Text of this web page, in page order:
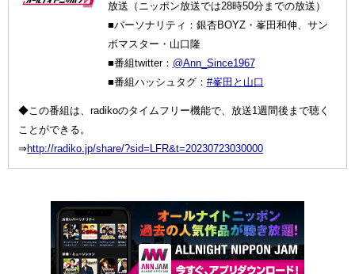
放送（ニッポン放送では28時50分までの放送）
■パーソナリティ：銀杏BOYZ・峯田和伸、サン
ボマスター・山口隆
■番組twitter： @Ann_Since1967
■番組ハッシュタグ： #峯田と山口
◆この番組は、radikoのタイムフリー機能で、放送1週間後まで聴く
ことができる。
⇒http://radiko.jp/share/?sid=LFR&t=20230723030000